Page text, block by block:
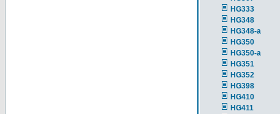
HG333
HG348
HG348-a
HG350
HG350-a
HG351
HG352
HG398
HG410
HG411